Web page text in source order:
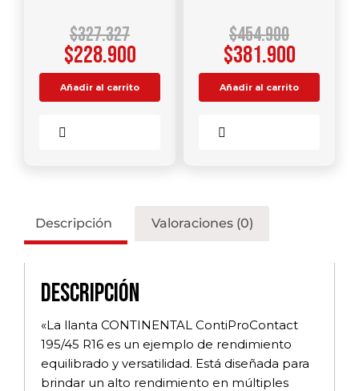
$327.327
$228.900
Añadir al carrito
$454.900
$381.900
Añadir al carrito
Descripción Valoraciones (0)
Descripción
«La llanta CONTINENTAL ContiProContact
195/45 R16 es un ejemplo de rendimiento
equilibrado y versatilidad. Está diseñada para
brindar un alto rendimiento en múltiples